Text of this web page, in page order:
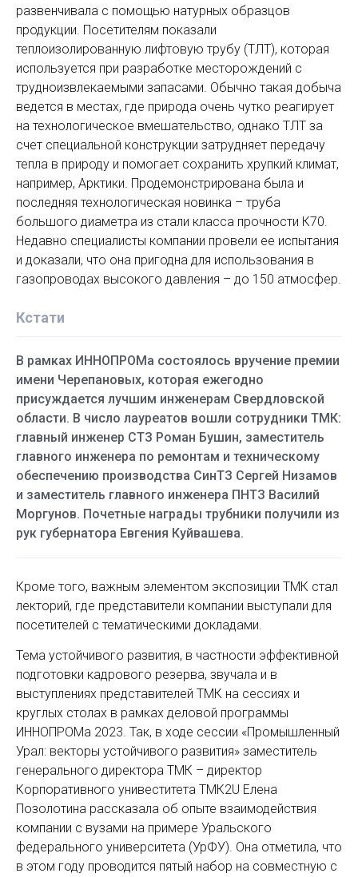
развенчивала с помощью натурных образцов
продукции. Посетителям показали
теплоизолированную лифтовую трубу (ТЛТ), которая
используется при разработке месторождений с
трудноизвлекаемыми запасами. Обычно такая добыча
ведется в местах, где природа очень чутко реагирует
на технологическое вмешательство, однако ТЛТ за
счет специальной конструкции затрудняет передачу
тепла в природу и помогает сохранить хрупкий климат,
например, Арктики. Продемонстрирована была и
последняя технологическая новинка – труба
большого диаметра из стали класса прочности К70.
Недавно специалисты компании провели ее испытания
и доказали, что она пригодна для использования в
газопроводах высокого давления – до 150 атмосфер.
Кстати
В рамках ИННОПРОМа состоялось вручение премии
имени Черепановых, которая ежегодно
присуждается лучшим инженерам Свердловской
области. В число лауреатов вошли сотрудники ТМК:
главный инженер СТЗ Роман Бушин, заместитель
главного инженера по ремонтам и техническому
обеспечению производства СинТЗ Сергей Низамов
и заместитель главного инженера ПНТЗ Василий
Моргунов. Почетные награды трубники получили из
рук губернатора Евгения Куйвашева.
Кроме того, важным элементом экспозиции ТМК стал
лекторий, где представители компании выступали для
посетителей с тематическими докладами.
Тема устойчивого развития, в частности эффективной
подготовки кадрового резерва, звучала и в
выступлениях представителей ТМК на сессиях и
круглых столах в рамках деловой программы
ИННОПРОМа 2023. Так, в ходе сессии «Промышленный
Урал: векторы устойчивого развития» заместитель
генерального директора ТМК – директор
Корпоративного унивеститета ТМК2U Елена
Позолотина рассказала об опыте взаимодействия
компании с вузами на примере Уральского
федерального университета (УрФУ). Она отметила, что
в этом году проводится пятый набор на совместную с